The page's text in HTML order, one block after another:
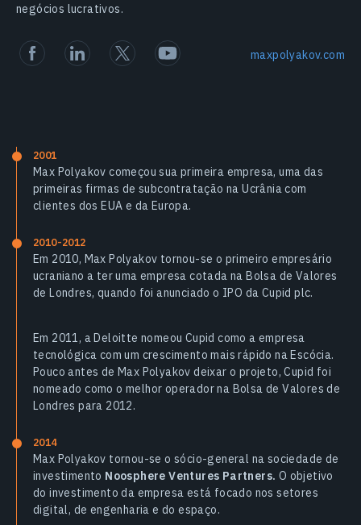
negócios lucrativos.
maxpolyakov.com
2001
Max Polyakov começou sua primeira empresa, uma das
primeiras firmas de subcontratação na Ucrânia com
clientes dos EUA e da Europa.
2010-2012
Em 2010, Max Polyakov tornou-se o primeiro empresário
ucraniano a ter uma empresa cotada na Bolsa de Valores
de Londres, quando foi anunciado o IPO da Cupid plc.
Em 2011, a Deloitte nomeou Cupid como a empresa
tecnológica com um crescimento mais rápido na Escócia.
Pouco antes de Max Polyakov deixar o projeto, Cupid foi
nomeado como o melhor operador na Bolsa de Valores de
Londres para 2012.
2014
Max Polyakov tornou-se o sócio-general na sociedade de
investimento Noosphere Ventures Partners. O objetivo
do investimento da empresa está focado nos setores
digital, de engenharia e do espaço.